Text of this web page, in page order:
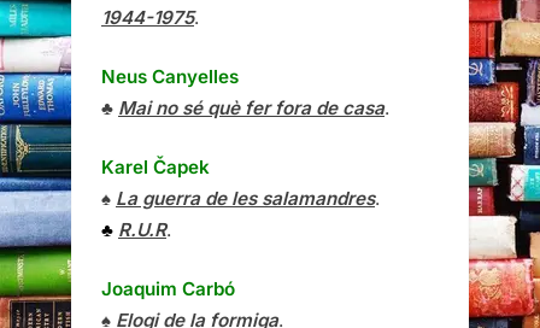
1944-1975.
Neus Canyelles
♣ Mai no sé què fer fora de casa.
Karel Čapek
♠ La guerra de les salamandres.
♣ R.U.R.
Joaquim Carbó
♠ Elogi de la formiga.